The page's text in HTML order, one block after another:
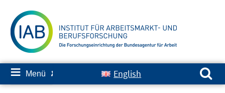
zum
Inhalt
≡ Menü ✘ English
Suchen nach: